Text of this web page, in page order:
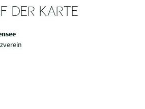
DER KARTE